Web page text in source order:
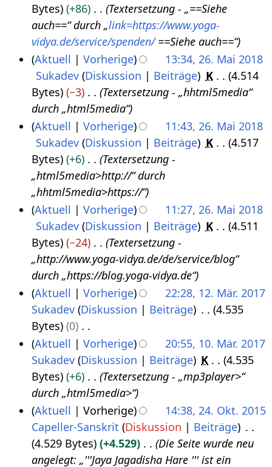
e
20
Bytes
+86
Textersetzung - „==Siehe
auch==“ durch „link=https://www.yoga-
vidya.de/service/spenden/==Siehe auch==“
M
1
Aktuell Vorherige
13:34, 26. Mai 2018
Sukadev Diskussion Beiträge K
4.514
Bytes
−3
Textersetzung - „hhtml5media“
durch „html5media“
Aktuell
Vorherige
11:43, 26. Mai 2018
Sukadev Diskussion Beiträge K
4.517
Bytes
+6
Textersetzung -
„html5media>http://“ durch
„hhtml5media>https://“
Aktuell
Vorherige
11:27, 26. Mai 2018
Sukadev Diskussion Beiträge K
4.511
Bytes
−24
Textersetzung -
„http://www.yoga-vidya.de/de/service/blog“
durch „https://blog.yoga-vidya.de“
z
Aktuell Vorherige
22:28, 12. Mär. 2017
Sukadev Diskussion Beiträge
4.535
Bytes
0
K
e
i
n
e
B
e
a
M
Aktuell Vorherige
20:55, 10. Mär. 2017
Sukadev Diskussion Beiträge K
4.535
Bytes
+6
Textersetzung - „mp3player>“
durch „html5media>“
Aktuell Vorherige
14:38, 24. Okt. 2015
Capeller-Sanskrit Diskussion
Beiträge
4.529 Bytes
+4.529
Die Seite wurde neu
angelegt: „'''Jaya Jagadisha Hare ''' ist ein